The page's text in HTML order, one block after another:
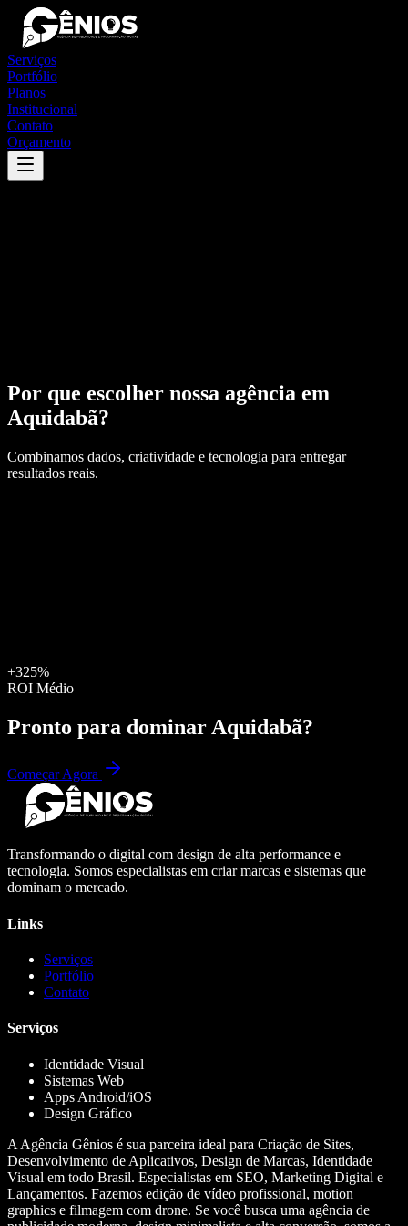
Serviços
Portfólio
Planos
Institucional
Contato
Orçamento
Por que escolher nossa agência em
Aquidabã?
Combinamos dados, criatividade e tecnologia para entregar
resultados reais.
+325%
ROI Médio
Pronto para dominar Aquidabã?
Começar Agora
Transformando o digital com design de alta performance e
tecnologia. Somos especialistas em criar marcas e sistemas que
dominam o mercado.
Links
Serviços
Portfólio
Contato
Serviços
Identidade Visual
Sistemas Web
Apps Android/iOS
Design Gráfico
A Agência Gênios é sua parceira ideal para Criação de Sites,
Desenvolvimento de Aplicativos, Design de Marcas, Identidade
Visual em todo Brasil. Especialistas em SEO, Marketing Digital e
Lançamentos. Fazemos edição de vídeo profissional, motion
graphics e filmagem com drone. Se você busca uma agência de